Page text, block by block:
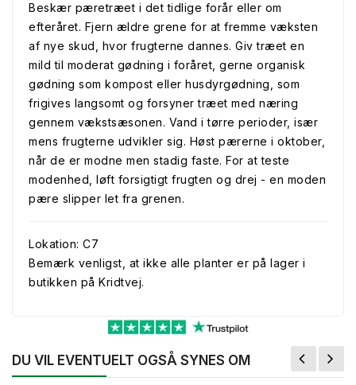
Beskær pæretræet i det tidlige forår eller om
efteråret. Fjern ældre grene for at fremme væksten
af nye skud, hvor frugterne dannes. Giv træet en
mild til moderat gødning i foråret, gerne organisk
gødning som kompost eller husdyrgødning, som
frigives langsomt og forsyner træet med næring
gennem vækstsæsonen. Vand i tørre perioder, især
mens frugterne udvikler sig. Høst pærerne i oktober,
når de er modne men stadig faste. For at teste
modenhed, løft forsigtigt frugten og drej - en moden
pære slipper let fra grenen.
Lokation: C7
Bemærk venligst, at ikke alle planter er på lager i
butikken på Kridtvej.
DU VIL EVENTUELT OGSÅ SYNES OM